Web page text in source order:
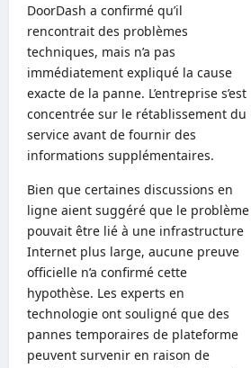
DoorDash a confirmé qu’il
rencontrait des problèmes
techniques, mais n’a pas
immédiatement expliqué la cause
exacte de la panne. L’entreprise s’est
concentrée sur le rétablissement du
service avant de fournir des
informations supplémentaires.
Bien que certaines discussions en
ligne aient suggéré que le problème
pouvait être lié à une infrastructure
Internet plus large, aucune preuve
officielle n’a confirmé cette
hypothèse. Les experts en
technologie ont souligné que des
pannes temporaires de plateforme
peuvent survenir en raison de